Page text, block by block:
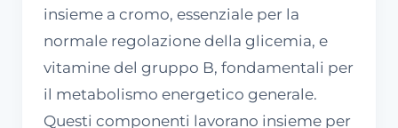
insieme a cromo, essenziale per la
normale regolazione della glicemia, e
vitamine del gruppo B, fondamentali per
il metabolismo energetico generale.
Questi componenti lavorano insieme per